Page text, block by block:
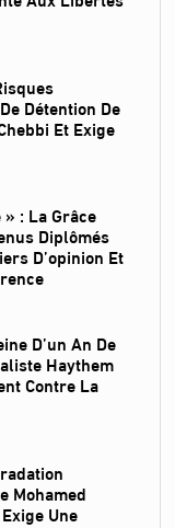
Détention De
Et Exige
: La Grâce
Diplômés
D’opinion Et
D’un An De
Haythem
Contre La
Mohamed
Une